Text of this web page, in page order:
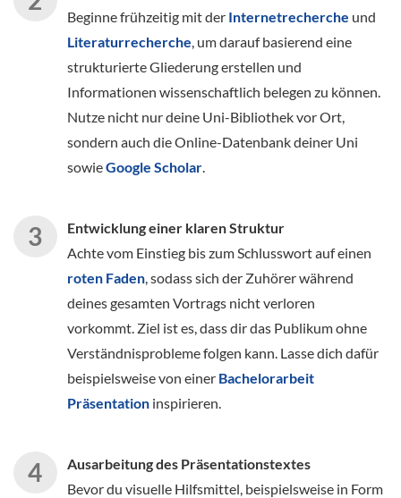
Beginne frühzeitig mit der Internetrecherche und
Literaturrecherche, um darauf basierend eine
strukturierte Gliederung erstellen und
Informationen wissenschaftlich belegen zu können.
Nutze nicht nur deine Uni-Bibliothek vor Ort,
sondern auch die Online-Datenbank deiner Uni
sowieGoogle Scholar.
Entwicklung einer klaren Struktur
Achte vom Einstieg bis zum Schlusswort auf einen
roten Faden, sodass sich der Zuhörer während
deines gesamten Vortrags nicht verloren
vorkommt. Ziel ist es, dass dir das Publikum ohne
Verständnisprobleme folgen kann. Lasse dich dafür
beispielsweise von einer Bachelorarbeit
Präsentation inspirieren.
Ausarbeitung des Präsentationstextes
Bevor du visuelle Hilfsmittel, beispielsweise in Form